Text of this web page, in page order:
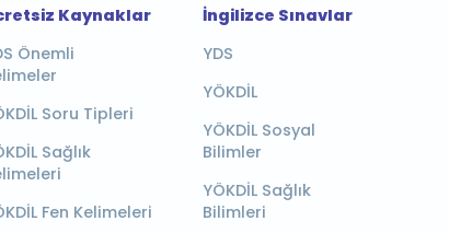
Kaynaklar
Önemli
Soru Tipleri
Sağlık
Fen Kelimeleri
İngilizce Sınavlar
YDS
YÖKDİL
YÖKDİL Sosyal
Bilimler
YÖKDİL Sağlık
Bilimleri